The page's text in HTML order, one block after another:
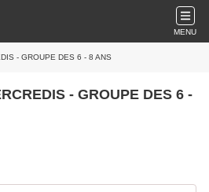
MENU
- GROUPE DES 6 - 8 ANS
- GROUPE DES 6 -